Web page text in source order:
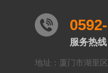
服务热线
地址：厦门市湖里